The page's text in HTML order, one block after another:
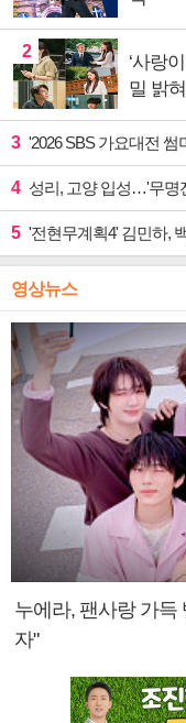
2
‘사랑
밀 밝
3 '2026 SBS 가요대전
4 성리, 고양 입성…'무명
5 '전현무계획4' 김민하, 백령
영상뉴스
누에라, 팬사랑 가득
자"